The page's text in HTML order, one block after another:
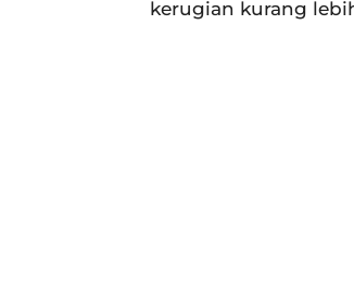
kerugian kurang